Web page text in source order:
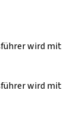
wird mit
wird mit